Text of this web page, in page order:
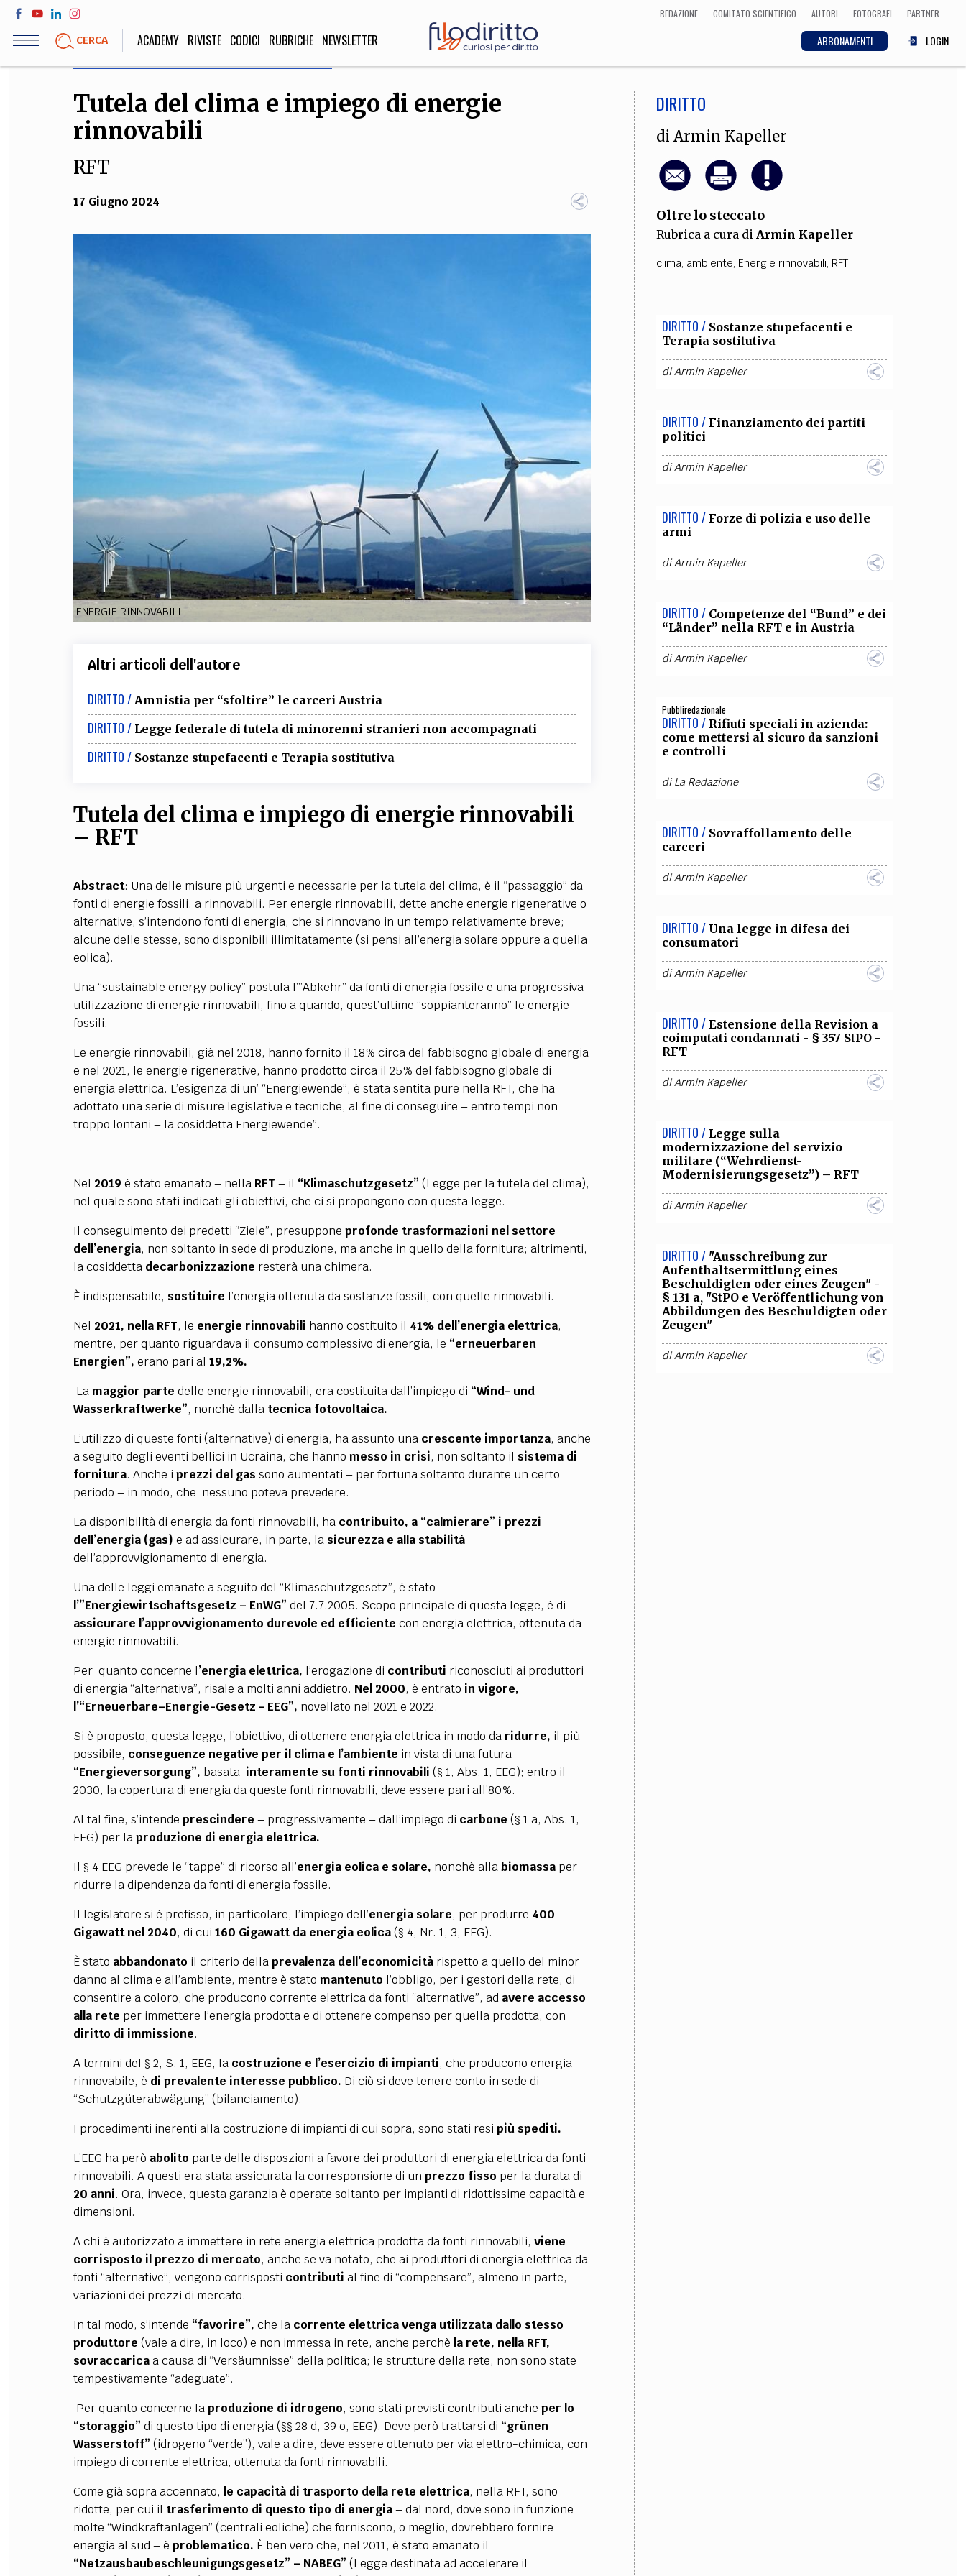
Salta
contenuto
REDAZIONE COMITATO SCIENTIFICO AUTORI FOTOGRAFI PARTNER
CERCA ABBONAMENTI LOGIN
ACADEMY RIVISTE CODICI RUBRICHE NEWSLETTER
LIFE STYLE
Sport, Cucina, Viaggi,
SOCIETÀ ECONOMIA
STORIA E FILOSOFIA INNOVAZIONE CULTURA
Arte, Cinema, Musica,
Letteratura
FILODIRITTO REDAZIONE COMITATO SCIENTIFICO AUTORI COLLABORA CON NOI
EXTRA
CODICI RUBRICHE LIBRI PROCEEDINGS PUBBLICITÀ
SOCIAL MEDIA
Tutela del clima e impiego di energie
rinnovabili
RFT
17 Giugno 2024
ENERGIE RINNOVABILI
Altri articoli dell'autore
DIRITTO / Amnistia per “sfoltire” le carceri Austria
DIRITTO / Legge federale di tutela di minorenni stranieri non accompagnati
DIRITTO / Sostanze stupefacenti e Terapia sostitutiva
Tutela del clima e impiego di energie rinnovabili
– RFT
Abstract: Una delle misure più urgenti e necessarie per la tutela del clima, è il “passaggio” da
fonti di energie fossili, a rinnovabili. Per energie rinnovabili, dette anche energie rigenerative o
alternative, s’intendono fonti di energia, che si rinnovano in un tempo relativamente breve;
alcune delle stesse, sono disponibili illimitatamente (si pensi all’energia solare oppure a quella
eolica).
Una “sustainable energy policy” postula l’”Abkehr” da fonti di energia fossile e una progressiva
utilizzazione di energie rinnovabili, fino a quando, quest’ultime “soppianteranno” le energie
fossili.
Le energie rinnovabili, già nel 2018, hanno fornito il 18% circa del fabbisogno globale di energia
e nel 2021, le energie rigenerative, hanno prodotto circa il 25% del fabbisogno globale di
energia elettrica. L’esigenza di un’ “Energiewende”, è stata sentita pure nella RFT, che ha
adottato una serie di misure legislative e tecniche, al fine di conseguire – entro tempi non
troppo lontani – la cosiddetta Energiewende”.
Nel 2019 è stato emanato – nella RFT – il “Klimaschutzgesetz” (Legge per la tutela del clima),
nel quale sono stati indicati gli obiettivi, che ci si propongono con questa legge.
Il conseguimento dei predetti “Ziele”, presuppone profonde trasformazioni nel settore
dell’energia, non soltanto in sede di produzione, ma anche in quello della fornitura; altrimenti,
la cosiddetta decarbonizzazione resterà una chimera.
È indispensabile, sostituire l’energia ottenuta da sostanze fossili, con quelle rinnovabili.
Nel 2021, nella RFT, le energie rinnovabili hanno costituito il 41% dell’energia elettrica,
mentre, per quanto riguardava il consumo complessivo di energia, le “erneuerbaren
Energien”, erano pari al 19,2%.
La maggior parte delle energie rinnovabili, era costituita dall’impiego di “Wind- und
Wasserkraftwerke”, nonchè dalla tecnica fotovoltaica.
L’utilizzo di queste fonti (alternative) di energia, ha assunto una crescente importanza, anche
a seguito degli eventi bellici in Ucraina, che hanno messo in crisi, non soltanto il sistema di
fornitura. Anche i prezzi del gas sono aumentati – per fortuna soltanto durante un certo
periodo – in modo, che nessuno poteva prevedere.
La disponibilità di energia da fonti rinnovabili, ha contribuito, a “calmierare” i prezzi
dell’energia (gas) e ad assicurare, in parte, la sicurezza e alla stabilità
dell’approvvigionamento di energia.
Una delle leggi emanate a seguito del “Klimaschutzgesetz”, è stato
l’”Energiewirtschaftsgesetz – EnWG” del 7.7.2005. Scopo principale di questa legge, è di
assicurare l’approvvigionamento durevole ed efficiente con energia elettrica, ottenuta da
energie rinnovabili.
Per quanto concerne l’energia elettrica, l’erogazione di contributi riconosciuti ai produttori
di energia “alternativa”, risale a molti anni addietro. Nel 2000, è entrato in vigore,
l’“Erneuerbare–Energie-Gesetz - EEG”, novellato nel 2021 e 2022.
Si è proposto, questa legge, l’obiettivo, di ottenere energia elettrica in modo da ridurre, il più
possibile, conseguenze negative per il clima e l’ambiente in vista di una futura
“Energieversorgung”, basata interamente su fonti rinnovabili (§ 1, Abs. 1, EEG); entro il
2030, la copertura di energia da queste fonti rinnovabili, deve essere pari all’80%.
Al tal fine, s’intende prescindere – progressivamente – dall’impiego di carbone (§ 1 a, Abs. 1,
EEG) per laproduzione di energia elettrica.
Il § 4 EEG prevede le “tappe” di ricorso all’energia eolica e solare, nonchè allabiomassaper
ridurre la dipendenza da fonti di energia fossile.
Il legislatore si è prefisso, in particolare, l’impiego dell’energia solare, per produrre 400
Gigawatt nel 2040, di cui 160 Gigawatt da energia eolica(§ 4, Nr. 1, 3, EEG).
È stato abbandonato il criterio dellaprevalenza dell’economicitàrispetto a quello del minor
danno al clima e all’ambiente, mentre è stato mantenuto l’obbligo, per i gestori della rete, di
consentire a coloro, che producono corrente elettrica da fonti “alternative”, ad avere accesso
alla rete per immettere l’energia prodotta e di ottenere compenso per quella prodotta, con
diritto di immissione.
A termini del § 2, S. 1, EEG, la costruzione e l’esercizio di impianti, che producono energia
rinnovabile, è di prevalente interesse pubblico. Di ciò si deve tenere conto in sede di
“Schutzgüterabwägung” (bilanciamento).
I procedimenti inerenti alla costruzione di impianti di cui sopra, sono stati resi più spediti.
L’EEG ha però abolito parte delle disposzioni a favore dei produttori di energia elettrica da fonti
rinnovabili. A questi era stata assicurata la corresponsione di un prezzo fisso per la durata di
20 anni. Ora, invece, questa garanzia è operate soltanto per impianti di ridottissime capacità e
dimensioni.
A chi è autorizzato a immettere in rete energia elettrica prodotta da fonti rinnovabili, viene
corrisposto il prezzo di mercato, anche se va notato, che ai produttori di energia elettrica da
fonti “alternative”, vengono corrisposti contributi al fine di “compensare”, almeno in parte,
variazioni dei prezzi di mercato.
In tal modo, s’intende “favorire”, che la corrente elettrica venga utilizzata dallo stesso
produttore (vale a dire, in loco) e non immessa in rete, anche perchè la rete, nella RFT,
sovraccaricaa causa di “Versäumnisse” della politica; le strutture della rete, non sono state
tempestivamente “adeguate”.
Per quanto concerne laproduzione di idrogeno, sono stati previsti contributi anche per lo
“storaggio” di questo tipo di energia (§§ 28 d, 39 o, EEG). Deve però trattarsi di “grünen
Wasserstoff” (idrogeno “verde”), vale a dire, deve essere ottenuto per via elettro-chimica, con
impiego di corrente elettrica, ottenuta da fonti rinnovabili.
Come già sopra accennato, le capacità di trasporto della rete elettrica, nella RFT, sono
ridotte, per cui il trasferimento di questo tipo di energia– dal nord, dove sono in funzione
molte “Windkraftanlagen” (centrali eoliche) che forniscono, o meglio, dovrebbero fornire
energia al sud – è problematico. È ben vero che, nel 2011, è stato emanato il
“Netzausbaubeschleunigungsgesetz” – NABEG” (Legge destinata ad accelerare il
DIRITTO
di Armin Kapeller
Oltre lo steccato
Rubrica a cura di Armin Kapeller
clima, ambiente, Energie rinnovabili, RFT
DIRITTO / Sostanze stupefacenti e
Terapia sostitutiva
diArmin Kapeller
DIRITTO / Finanziamento dei partiti
politici
diArmin Kapeller
DIRITTO / Forze di polizia e uso delle
armi
diArmin Kapeller
DIRITTO / Competenze del “Bund” e dei
“Länder” nella RFT e in Austria
diArmin Kapeller
Pubbliredazionale
DIRITTO / Rifiuti speciali in azienda:
come mettersi al sicuro da sanzioni
e controlli
diLa Redazione
DIRITTO / Sovraffollamento delle
carceri
diArmin Kapeller
DIRITTO / Una legge in difesa dei
consumatori
diArmin Kapeller
DIRITTO / Estensione della Revision a
coimputati condannati - § 357 StPO -
RFT
diArmin Kapeller
DIRITTO / Legge sulla
modernizzazione del servizio
militare (“Wehrdienst-
Modernisierungsgesetz”) – RFT
diArmin Kapeller
DIRITTO / "Ausschreibung zur
Aufenthaltsermittlung eines
Beschuldigten oder eines Zeugen" -
§ 131 a, "StPO e Veröffentlichung von
Abbildungen des Beschuldigten oder
Zeugen"
diArmin Kapeller